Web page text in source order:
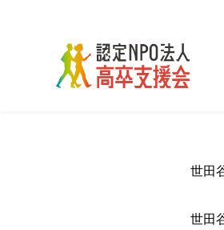
世田
世田